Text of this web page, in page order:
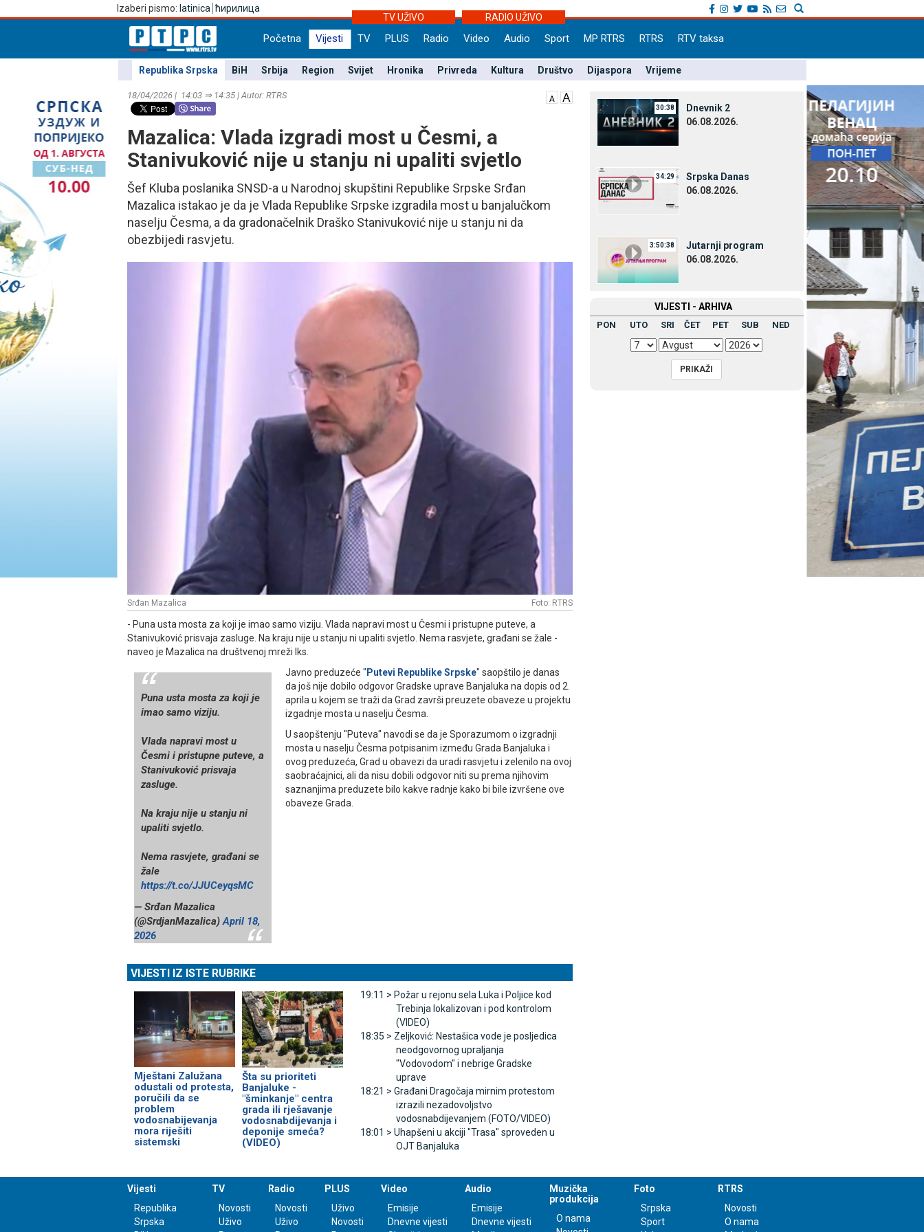
Izaberi pismo: latinica ћирилица
TV UŽIVO
RADIO UŽIVO
Početna Vijesti TV PLUS Radio Video Audio Sport MP RTRS RTRS RTV taksa
Republika Srpska BiH Srbija Region Svijet Hronika Privreda Kultura Društvo Dijaspora Vrijeme
18/04/2026 | 14:03 ⇒ 14:35 | Autor: RTRS
Mazalica: Vlada izgradi most u Česmi, a
Stanivuković nije u stanju ni upaliti svjetlo
Šef Kluba poslanika SNSD-a u Narodnoj skupštini Republike Srpske Srđan
Mazalica istakao je da je Vlada Republike Srpske izgradila most u banjalučkom
naselju Česma, a da gradonačelnik Draško Stanivuković nije u stanju ni da
obezbijedi rasvjetu.
Srđan Mazalica Foto: RTRS
- Puna usta mosta za koji je imao samo viziju. Vlada napravi most u Česmi i pristupne puteve, a
Stanivuković prisvaja zasluge. Na kraju nije u stanju ni upaliti svjetlo. Nema rasvjete, građani se žale -
naveo je Mazalica na društvenoj mreži Iks.
Puna usta mosta za koji je
imao samo viziju.
Vlada napravi most u
Česmi i pristupne puteve, a
Stanivuković prisvaja
zasluge.
Na kraju nije u stanju ni
upaliti svjetlo.
Nema rasvjete, građani se
žale
https://t.co/JJUCeyqsMC
— Srđan Mazalica
(@SrdjanMazalica)April 18,
2026
Јavno preduzeće " Putevi Republike Srpske" saopštilo je danas
da još nije dobilo odgovor Gradske uprave Banjaluka na dopis od 2.
aprila u kojem se traži da Grad završi preuzete obaveze u projektu
izgadnje mosta u naselju Česma.
U saopštenju "Puteva" navodi se da je Sporazumom o izgradnji
mosta u naselju Česma potpisanim između Grada Banjaluka i
ovog preduzeća, Grad u obavezi da uradi rasvjetu i zelenilo na ovoj
saobraćajnici, ali da nisu dobili odgovor niti su prema njihovim
saznanjima preduzete bilo kakve radnje kako bi bile izvršene ove
obaveze Grada.
VIJESTI IZ ISTE RUBRIKE
Mještani Zalužana
odustali od protesta,
poručili da se
problem
vodosnabijevanja
mora riješiti
sistemski
Šta su prioriteti
Banjaluke -
"šminkanje" centra
grada ili rješavanje
vodosnabdijevanja i
deponije smeća?
(VIDEO)
19:11 > Požar u rejonu sela Luka i Poljice kod
Trebinja lokalizovan i pod kontrolom
(VIDEO)
18:35 > Zeljković: Nestašica vode je posljedica
neodgovornog upraljanja
"Vodovodom" i nebrige Gradske
uprave
18:21 > Građani Dragočaja mirnim protestom
izrazili nezadovoljstvo
vodosnabdijevanjem (FOTO/VIDEO)
18:01 > Uhapšeni u akciji "Trasa" sproveden u
OЈT Banjaluka
30:38
Dnevnik 2
06.08.2026.
34:29
Srpska Danas
06.08.2026.
3:50:38
Јutarnji program
06.08.2026.
VIЈESTI - ARHIVA
PON UTO SRI ČET PET SUB NED
Vijesti
Republika
Srpska
TV
Novosti
Uživo
Radio
Novosti
Uživo
PLUS
Uživo
Novosti
Video
Emisije
Dnevne vijesti
Audio
Emisije
Dnevne vijesti
Muzička
produkcija
O nama
Foto
Srpska
Sport
RTRS
Novosti
O nama